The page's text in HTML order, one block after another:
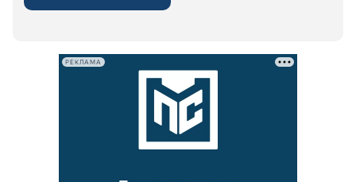
РЕКЛАМА